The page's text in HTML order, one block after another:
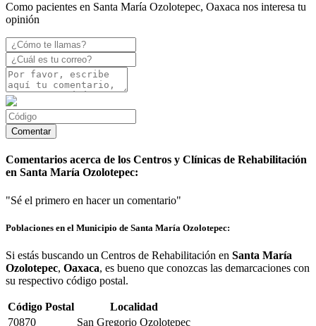
Como pacientes en Santa María Ozolotepec, Oaxaca nos interesa tu
opinión
Comentarios acerca de los Centros y Clínicas de Rehabilitación
en Santa María Ozolotepec:
"Sé el primero en hacer un comentario"
Poblaciones en el Municipio de Santa María Ozolotepec:
Si estás buscando un Centros de Rehabilitación en Santa María
Ozolotepec, Oaxaca, es bueno que conozcas las demarcaciones con
su respectivo código postal.
Código Postal
Localidad
70870
San Gregorio Ozolotepec